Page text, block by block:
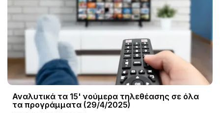
Αναλυτικά τα 15' νούμερα τηλεθέασης σε όλα
τα προγράμματα (29/4/2025)